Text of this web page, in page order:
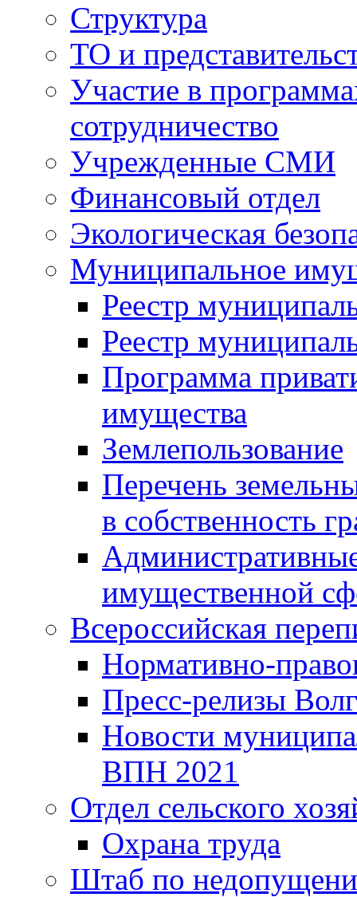
Структура
ТО и
Участие в
сотрудничество
Учрежденные СМИ
Финансовый отдел
Экологическая
Муниципальное
Реестр
Реестр
Программа
имущества
Землепользование
Перечень
в собственность
имущественной
Всероссийская
Нормативно-
Пресс-релизы
Новости
ВПН 2021
Отдел сельского
Охрана труда
Штаб по